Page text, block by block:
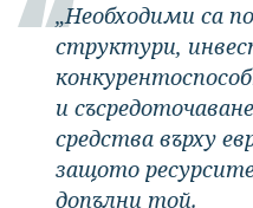
„Необходими са
структури,
и
средства върху
защото
допълни той.